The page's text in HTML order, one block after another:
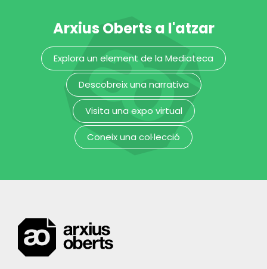
Arxius Oberts a l'atzar
Explora un element de la Mediateca
Descobreix una narrativa
Visita una expo virtual
Coneix una col·lecció